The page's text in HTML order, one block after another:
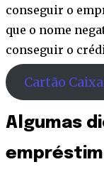
conseguir o
que o nome
conseguir o
Cartão
Algumas